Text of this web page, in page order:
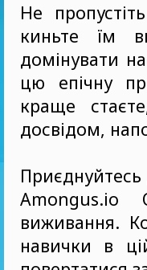
Не
киньте їм
домінувати
цю епічну
краще
досвідом,
Приєднуйтесь
Amongus.io
виживання.
навички в